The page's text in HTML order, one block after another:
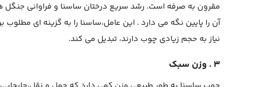
مقرون به صرفه است. رشد سریع درختان ساسنا و فراوانی
آن را پایین نگه می دارد . این عامل،ساسنا را به گزینه ای
نیاز به حجم زیادی چوب دارند، تبدیل می کند.
۳ . وزن سبک